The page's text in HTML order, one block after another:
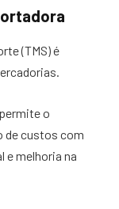
(TMS) é
permite o
de custos com
melhoria na